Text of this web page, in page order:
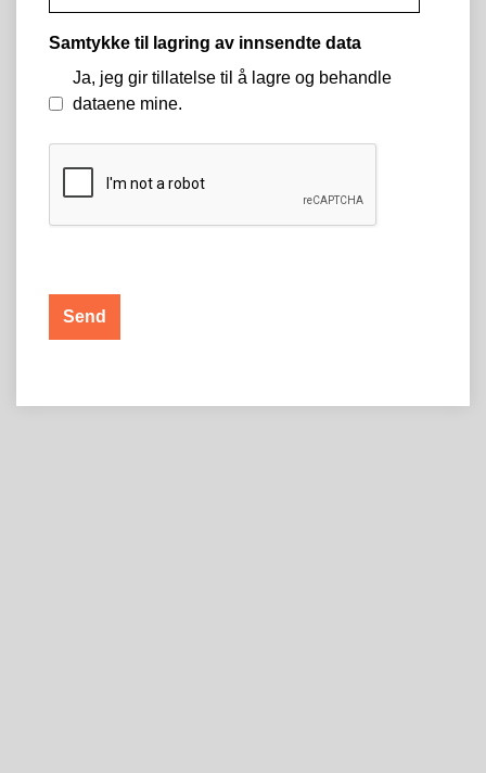
Samtykke til lagring av innsendte data
Ja, jeg gir tillatelse til å lagre og behandle
dataene mine.